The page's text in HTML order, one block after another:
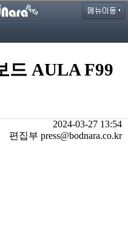
드 AULA F99
2024-03-27 13:54
편집부 press@bodnara.co.kr